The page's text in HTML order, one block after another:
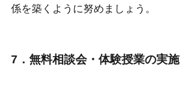
係を築くように努めましょう。
7．無料相談会・体験授業の実施